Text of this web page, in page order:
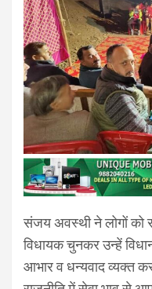
संजय अवस्थी ने लोगों को
विधायक चुनकर उन्हें
आभार व धन्यवाद व्यक्त